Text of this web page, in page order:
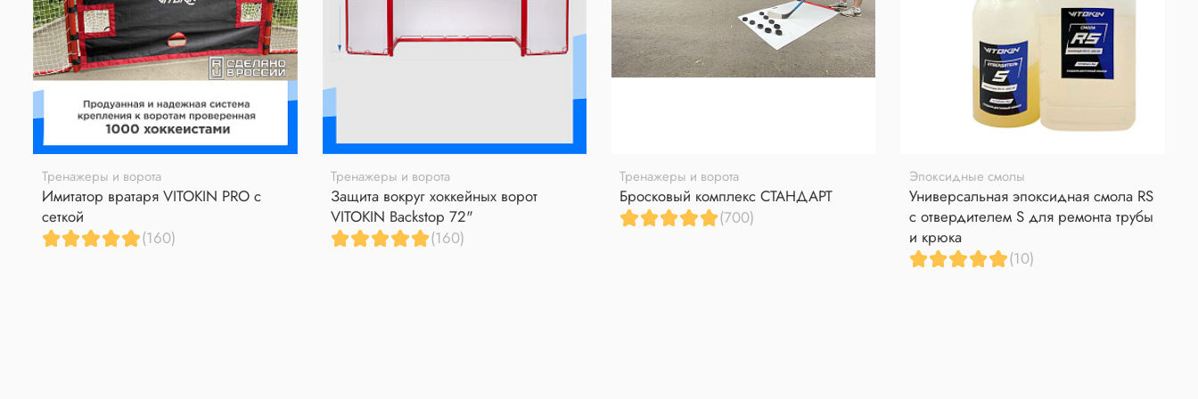
Тренажеры и ворота
Имитатор вратаря VITOKIN PRO с
сеткой
(160)
Тренажеры и ворота
Защита вокруг хоккейных ворот
VITOKIN Backstop 72"
(160)
Тренажеры и ворота
Бросковый комплекс СТАНДАРТ
(700)
Эпоксидные смолы
Универсальная эпоксидная смола RS
с отвердителем S для ремонта трубы
и крюка
(10)